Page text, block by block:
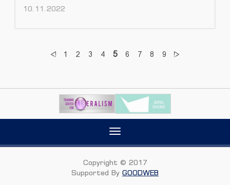
10.11.2022
1 2 3 4 5 6 7 8 9
Toggle
Copyright © 2017
Supported By GOODWEB